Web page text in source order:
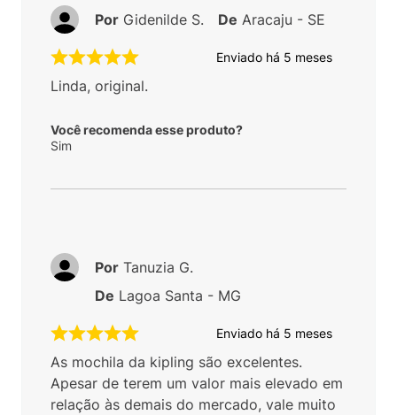
Enviado há 5 meses
Linda, original.
Você recomenda esse produto?
Sim
Por Gidenilde S. De Aracaju - SE
Enviado há 5 meses
As mochila da kipling são excelentes.
Apesar de terem um valor mais elevado em
relação às demais do mercado, vale muito
Por Tanuzia G.
De Lagoa Santa - MG